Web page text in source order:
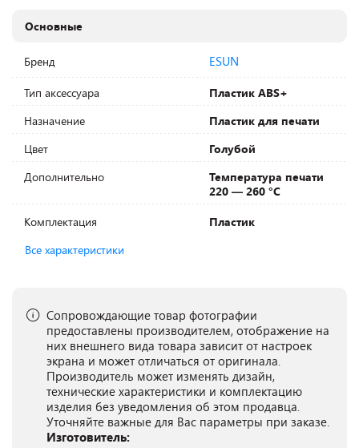
Основные
Бренд ESUN
Тип аксессуара
Пластик ABS+
Назначение
Пластик для печати
Цвет
Голубой
Дополнительно
Температура печати
220 — 260 °C
Комплектация
Пластик
Все характеристики
Сопровождающие товар фотографии
предоставлены производителем, отображение на
них внешнего вида товара зависит от настроек
экрана и может отличаться от оригинала.
Производитель может изменять дизайн,
технические характеристики и комплектацию
изделия без уведомления об этом продавца.
Уточняйте важные для Вас параметры при заказе.
Изготовитель: